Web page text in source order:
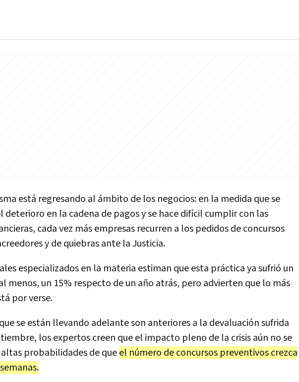
está regresando al ámbito de los negocios: en la medida que se
deterioro en la cadena de pagos y se hace difícil cumplir con las
cada vez más empresas recurren a los pedidos de concursos
y de quiebras ante la Justicia.
especializados en la materia estiman que esta práctica ya sufrió un
menos, un 15% respecto de un año atrás, pero advierten que lo más
por verse.
se están llevando adelante son anteriores a la devaluación sufrida
los expertos creen que el impacto pleno de la crisis aún no se
probabilidades de queel número de concursos preventivos crezca